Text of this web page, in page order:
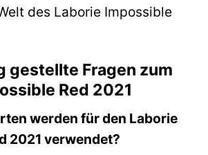
des Laborie Impossible
gestellte Fragen zum
Red 2021
werden für den Laborie
2021 verwendet?